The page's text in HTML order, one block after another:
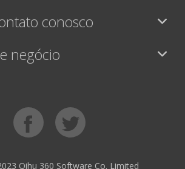
conosco
negócio
Qihu 360 Software Co. Limited